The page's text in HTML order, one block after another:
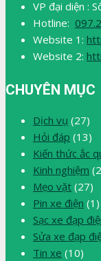
VP đại diện :
Hotline:
Website 1:
Website 2:
CHUYÊN MỤC
Dịch vụ (27)
Hỏi đáp (13)
Kiến thức ắc
Kinh nghiệm
Mẹo vặt (27)
Pin xe điện (1)
Sạc xe đạp
Sửa xe đạp
Tin xe (10)